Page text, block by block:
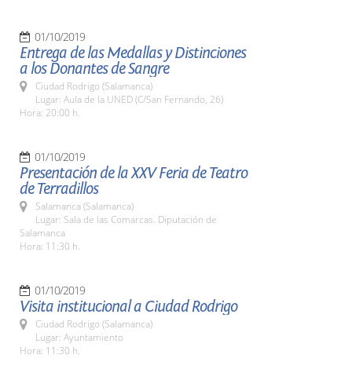
01/10/2019
Entrega de las Medallas y Distinciones
a los Donantes de Sangre
Ciudad Rodrigo (Salamanca)
Lugar: Aula de la UNED (C/San Fernando, 26)
Hora: 20:00 h.
01/10/2019
Presentación de la XXV Feria de Teatro
de Terradillos
Salamanca (Salamanca)
Lugar: Sala de las Comarcas. Diputación de
Salamanca
Hora: 11:30 h.
01/10/2019
Visita institucional a Ciudad Rodrigo
Ciudad Rodrigo (Salamanca)
Lugar: Ayuntamiento
Hora: 11:30 h.